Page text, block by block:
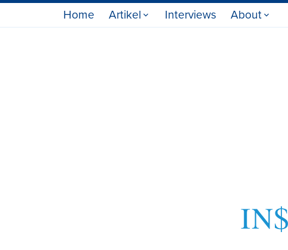
Home Artikel Interviews About